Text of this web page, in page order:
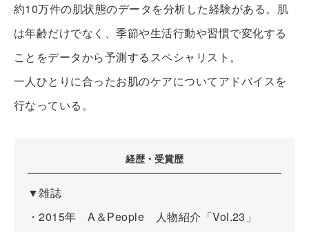
約10万件の肌状態のデータを分析した経験がある。肌
は年齢だけでなく、季節や生活行動や習慣で変化する
ことをデータから予測するスペシャリスト。
一人ひとりに合ったお肌のケアについてアドバイスを
行なっている。
経歴・受賞歴
▼雑誌
・2015年 A＆People 人物紹介「Vol.23」